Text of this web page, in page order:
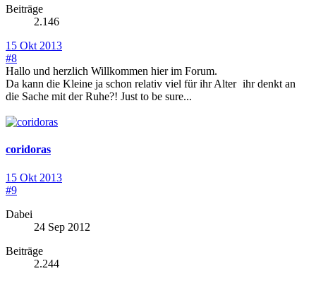
Beiträge
2.146
15 Okt 2013
#8
Hallo und herzlich Willkommen hier im Forum.
Da kann die Kleine ja schon relativ viel für ihr Alter ihr denkt an
die Sache mit der Ruhe?! Just to be sure...
coridoras
15 Okt 2013
#9
Dabei
24 Sep 2012
Beiträge
2.244